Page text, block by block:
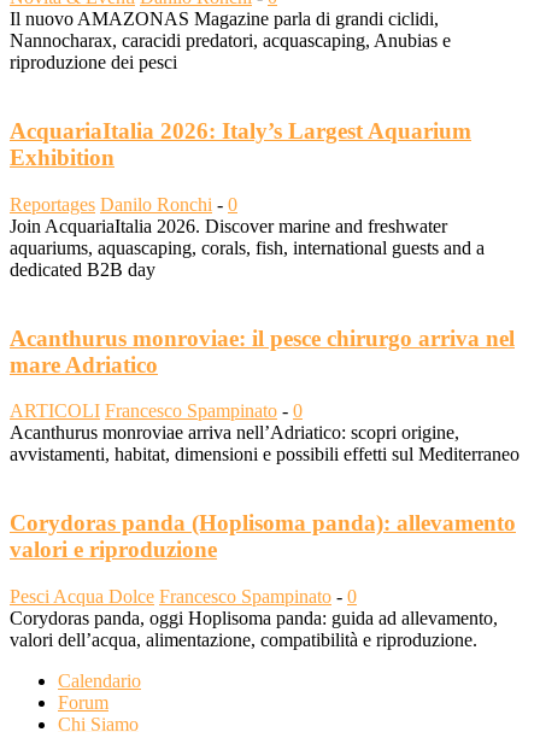
Il nuovo AMAZONAS Magazine parla di grandi ciclidi,
Nannocharax, caracidi predatori, acquascaping, Anubias e
riproduzione dei pesci
AcquariaItalia 2026: Italy’s Largest Aquarium
Exhibition
Reportages Danilo Ronchi - 0
Join AcquariaItalia 2026. Discover marine and freshwater
aquariums, aquascaping, corals, fish, international guests and a
dedicated B2B day
Acanthurus monroviae: il pesce chirurgo arriva nel
mare Adriatico
ARTICOLI Francesco Spampinato - 0
Acanthurus monroviae arriva nell’Adriatico: scopri origine,
avvistamenti, habitat, dimensioni e possibili effetti sul Mediterraneo
Corydoras panda (Hoplisoma panda): allevamento
valori e riproduzione
Pesci Acqua Dolce Francesco Spampinato - 0
Corydoras panda, oggi Hoplisoma panda: guida ad allevamento,
valori dell’acqua, alimentazione, compatibilità e riproduzione.
Calendario
Forum
Chi Siamo